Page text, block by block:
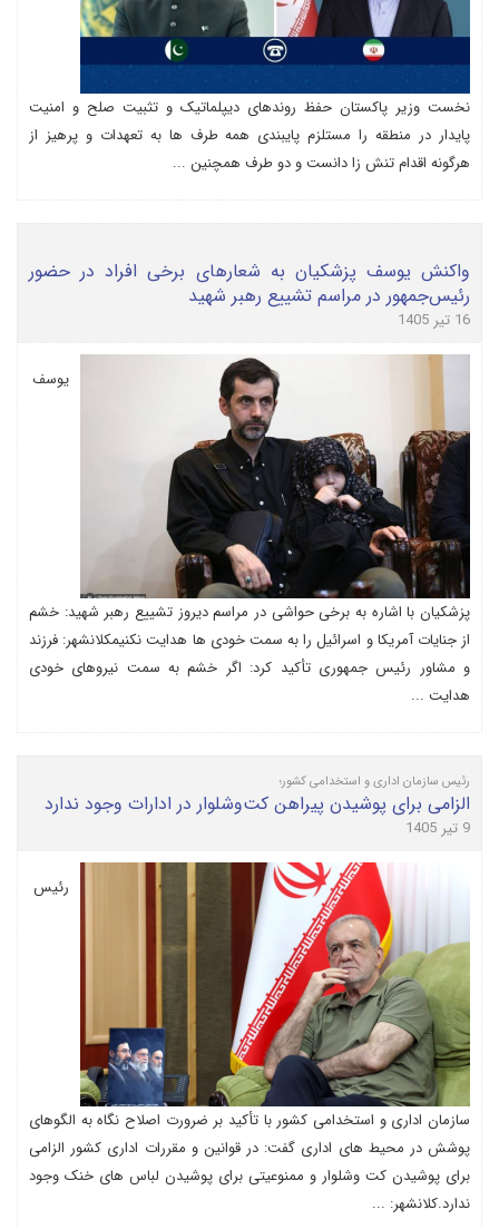
نخست وزیر پاکستان حفظ روندهای دیپلماتیک و تثبیت صلح و امنیت
پایدار در منطقه را مستلزم پایبندی همه طرف ها به تعهدات و پرهیز از
هرگونه اقدام تنش زا دانست و دو طرف همچنین ...
واکنش یوسف پزشکیان به شعارهای برخی افراد در حضور
رئیس‌جمهور در مراسم تشییع رهبر شهید
16 تیر 1405
یوسف
پزشکیان با اشاره به برخی حواشی در مراسم دیروز تشییع رهبر شهید: خشم
از جنایات آمریکا و اسرائیل را به سمت خودی ها هدایت نکنیمکلانشهر: فرزند
و مشاور رئیس جمهوری تأکید کرد: اگر خشم به سمت نیروهای خودی
هدایت ...
رئیس سازمان اداری و استخدامی کشور؛
الزامی برای پوشیدن پیراهن کت‌و‌شلوار در ادارات وجود ندارد
9 تیر 1405
رئیس
سازمان اداری و استخدامی کشور با تأکید بر ضرورت اصلاح نگاه به الگوهای
پوشش در محیط های اداری گفت: در قوانین و مقررات اداری کشور الزامی
برای پوشیدن کت وشلوار و ممنوعیتی برای پوشیدن لباس های خنک وجود
ندارد.کلانشهر: ...